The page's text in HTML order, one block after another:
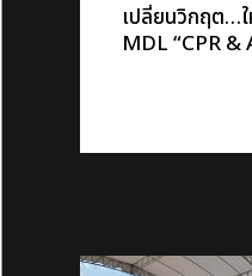
เปลี่ยนวิกฤต…
MDL “CPR &